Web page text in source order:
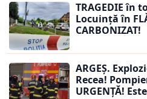
TRAGEDIE în
Locuință în
CARBONIZAT!
ARGEȘ.
Recea!
URGENȚĂ!